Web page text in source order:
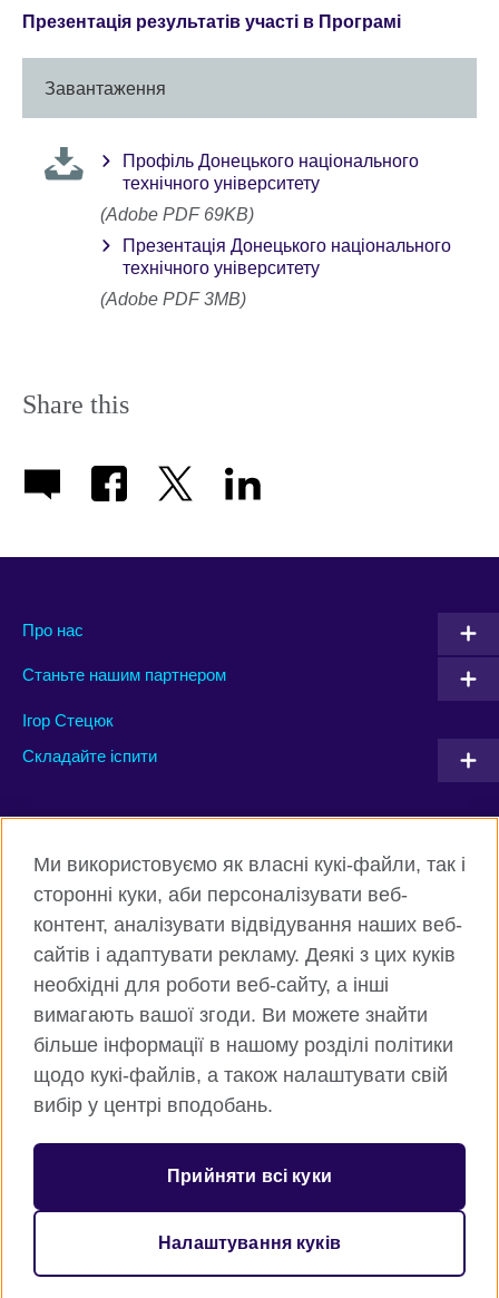
Презентація результатів участі в Програмі
Завантаження
Профіль Донецького національного
технічного університету
(Adobe PDF 69KB)
Презентація Донецького національного
технічного університету
(Adobe PDF 3MB)
Share this
Про нас
Станьте нашим партнером
Ігор Стецюк
Складайте іспити
Connect with us
Facebook Twitter
Instagram Flickr
TikTok YouTube
Всесвітня Британська Рада
Приватність та умови користування
Куки
© 2026 British Council
Ми використовуємо як власні кукі-файли, так і
сторонні куки, аби персоналізувати веб-
контент, аналізувати відвідування наших веб-
сайтів і адаптувати рекламу. Деякі з цих куків
необхідні для роботи веб-сайту, а інші
вимагають вашої згоди. Ви можете знайти
більше інформації в нашому розділі політики
щодо кукі-файлів, а також налаштувати свій
вибір у центрі вподобань.
Прийняти всі куки
Налаштування куків